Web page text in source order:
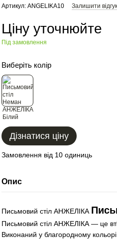
Артикул: ANGELIKA10 Залишити відгук
Ціну уточнюйте
Під замовлення
Виберіть колір
Дізнатися ціну
Замовлення від 10 одиниць
Опис
Письмовий стіл АНЖЕЛІКА
Письмовий стіл АНЖЕЛІКА — це
Виконаний у благородному кольорі